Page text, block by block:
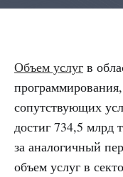
Объем услуг в
сопутствующих
достиг 734,5 млрд
за аналогичный
объем услуг в